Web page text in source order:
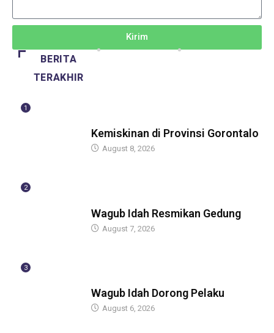
Kirim
BERITA
TERAKHIR
1
Kemiskinan di Provinsi Gorontalo
August 8, 2026
2
Wagub Idah Resmikan Gedung
August 7, 2026
3
Wagub Idah Dorong Pelaku
August 6, 2026